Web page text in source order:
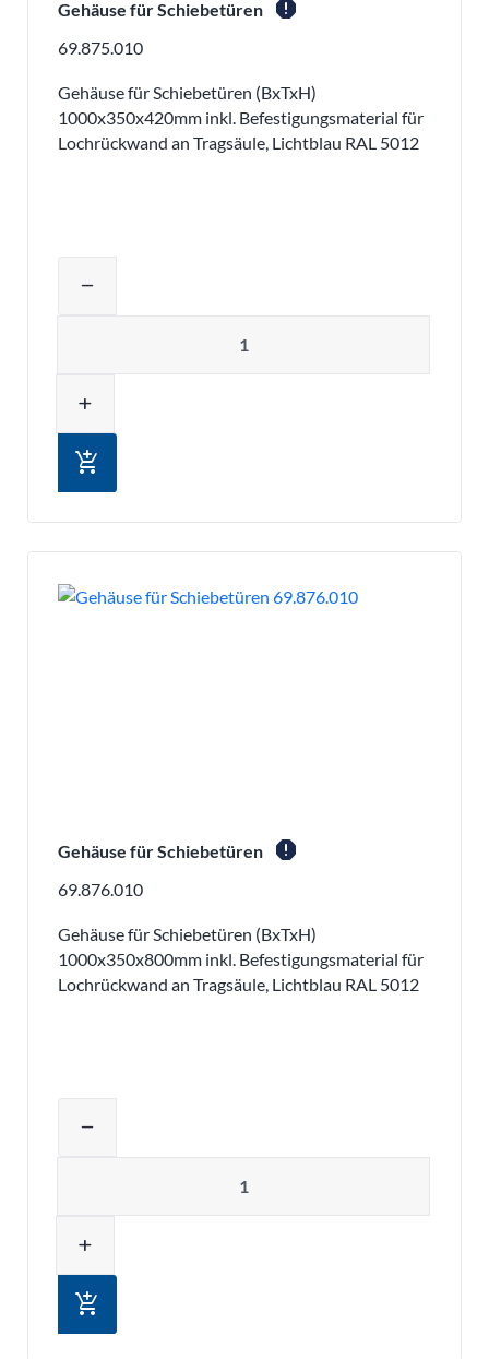
Gehäuse für Schiebetüren report
69.875.010
Gehäuse für Schiebetüren (BxTxH)
1000x350x420mm inkl. Befestigungsmaterial für
Lochrückwand an Tragsäule, Lichtblau RAL 5012
remove
add
add_shopping_cart
Gehäuse für Schiebetüren report
69.876.010
Gehäuse für Schiebetüren (BxTxH)
1000x350x800mm inkl. Befestigungsmaterial für
Lochrückwand an Tragsäule, Lichtblau RAL 5012
remove
add
add_shopping_cart